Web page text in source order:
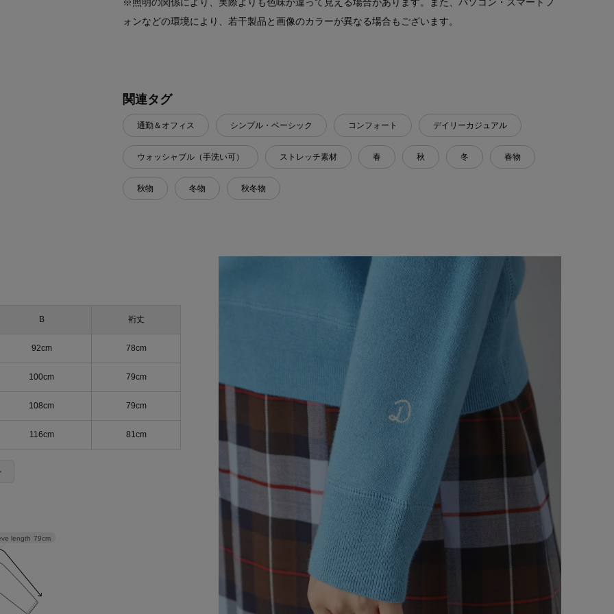
ォンなどの環境により、若干製品と画像のカラーが異なる場合もございます。
関連タグ
通勤＆オフィス シンプル・ベーシック コンフォート デイリーカジュアル
ウォッシャブル（手洗い可） ストレッチ素材 春 秋 冬 春物
秋物 冬物 秋冬物
B 裄丈
92cm 78cm
100cm 79cm
108cm 79cm
116cm 81cm
length 79cm